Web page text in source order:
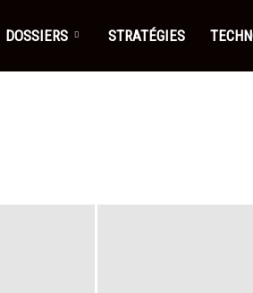
DOSSIERS STRATÉGIES